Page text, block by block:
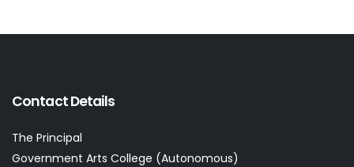
Contact Details
The Principal
Government Arts College (Autonomous)